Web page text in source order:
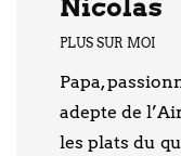
Nicolas
PLUS SUR MOI
Papa,
adepte de
les plats du